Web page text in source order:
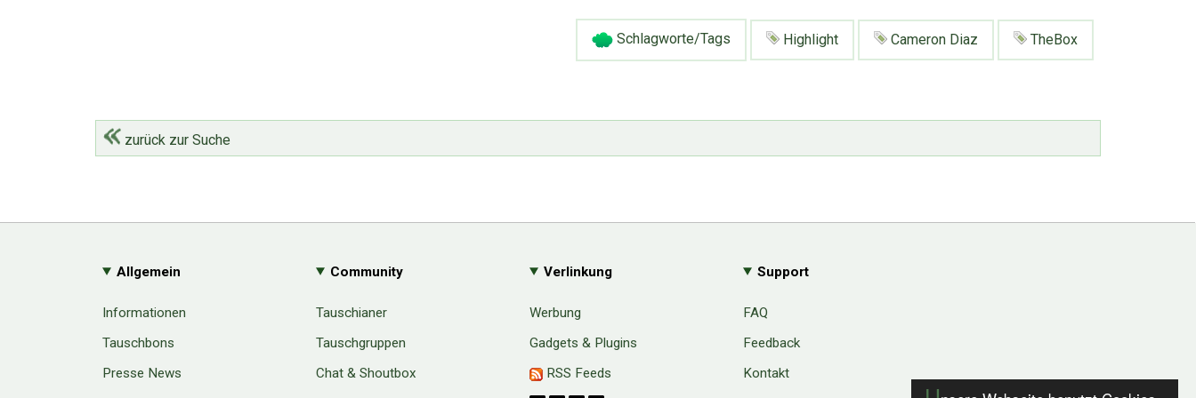
Schlagworte/Tags Highlight Cameron Diaz TheBox
zurück zur Suche
Allgemein
Informationen
Tauschbons
Presse News
Community
Tauschianer
Tauschgruppen
Chat & Shoutbox
Verlinkung
Werbung
Gadgets & Plugins
RSS Feeds
Support
FAQ
Feedback
Kontakt